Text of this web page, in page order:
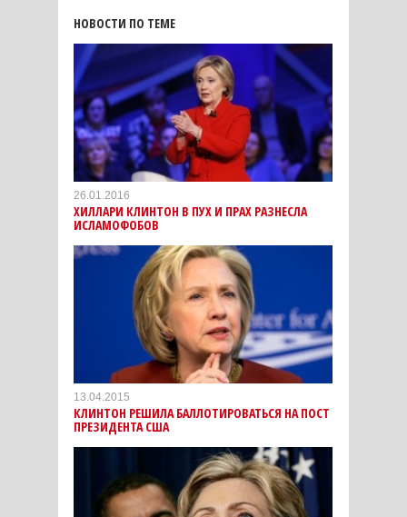
НОВОСТИ ПО ТЕМЕ
26.01.2016
ХИЛЛАРИ КЛИНТОН В ПУХ И ПРАХ РАЗНЕСЛА
ИСЛАМОФОБОВ
13.04.2015
КЛИНТОН РЕШИЛА БАЛЛОТИРОВАТЬСЯ НА ПОСТ
ПРЕЗИДЕНТА США